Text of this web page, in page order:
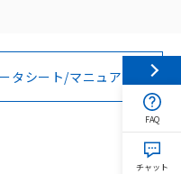
タシート/マニュアル
FAQ
チャット